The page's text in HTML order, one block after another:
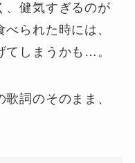
、健気すぎるのが
られた時には、
てしまうかも…。
詞のそのまま、